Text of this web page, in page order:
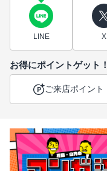
LINE X
お得にポイントゲット！
ご来店ポイント